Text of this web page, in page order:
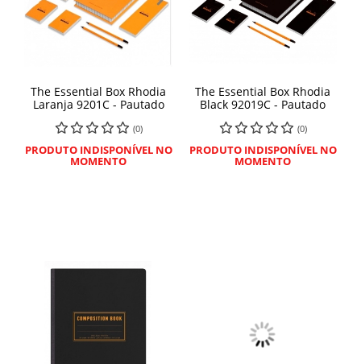
The Essential Box Rhodia
Laranja 9201C - Pautado
(0)
PRODUTO INDISPONÍVEL NO
MOMENTO
The Essential Box Rhodia
Black 92019C - Pautado
(0)
PRODUTO INDISPONÍVEL NO
MOMENTO